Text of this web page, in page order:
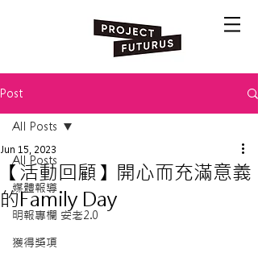
Post
All Posts
媒體報導
明報專欄 安老2.0
獲得獎項
All Posts
【活動回顧】開心而充滿意義
的Family Day
Jun 15, 2023